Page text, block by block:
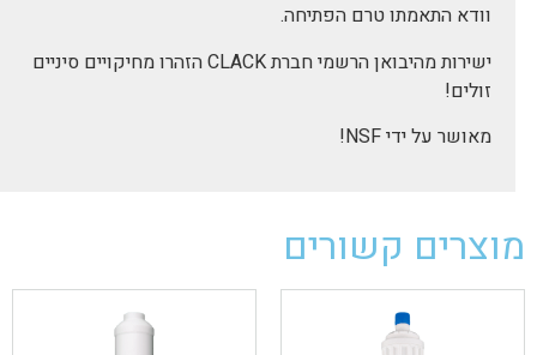
וודא התאמתו טרם הפתיחה.
ישירות מהיבואן הרשמי חברת CLACK הזהרו מחיקויים סיניים
זולים!
מאושר על ידי NSF!
מוצרים קשורים